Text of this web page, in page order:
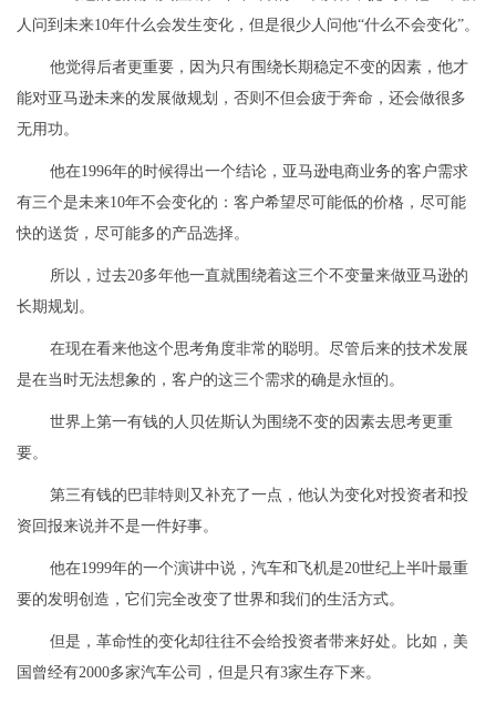
人问到未来10年什么会发生变化，但是很少人问他“什么不会变化”。
他觉得后者更重要，因为只有围绕长期稳定不变的因素，他才
能对亚马逊未来的发展做规划，否则不但会疲于奔命，还会做很多
无用功。
他在1996年的时候得出一个结论，亚马逊电商业务的客户需求
有三个是未来10年不会变化的：客户希望尽可能低的价格，尽可能
快的送货，尽可能多的产品选择。
所以，过去20多年他一直就围绕着这三个不变量来做亚马逊的
长期规划。
在现在看来他这个思考角度非常的聪明。尽管后来的技术发展
是在当时无法想象的，客户的这三个需求的确是永恒的。
世界上第一有钱的人贝佐斯认为围绕不变的因素去思考更重
要。
第三有钱的巴菲特则又补充了一点，他认为变化对投资者和投
资回报来说并不是一件好事。
他在1999年的一个演讲中说，汽车和飞机是20世纪上半叶最重
要的发明创造，它们完全改变了世界和我们的生活方式。
但是，革命性的变化却往往不会给投资者带来好处。比如，美
国曾经有2000多家汽车公司，但是只有3家生存下来。